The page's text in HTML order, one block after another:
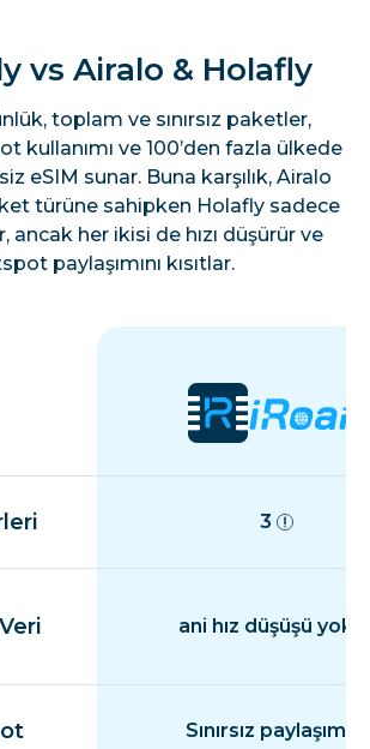
vs Airalo & Holafly
toplam ve sınırsız paketler,
kullanımı ve 100’den fazla ülkede
eSIM sunar. Buna karşılık, Airalo
türüne sahipken Holafly sadece
ancak her ikisi de hızı düşürür ve
paylaşımını kısıtlar.
3
ani hız düşüşü yok
Sınırsız paylaşım